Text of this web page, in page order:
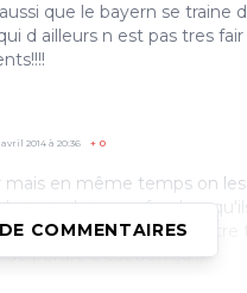
que le bayern se traine
d ailleurs n est pas tres
avril 2014 à 20:36 + 0
mais en même temps on les
se donner a fond vu
se réserver .. Par contre
perdre c'est bon ça ;)
COMMENTAIRES